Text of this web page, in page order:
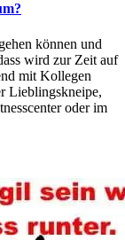
können und
wird zur Zeit auf
mit Kollegen
Lieblingskneipe,
oder im